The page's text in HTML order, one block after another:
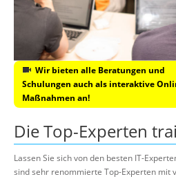
Wir bieten alle Beratungen und
Schulungen auch als interaktive
Maßnahmen an!
Die Top-Experten
Lassen Sie sich von den besten IT-
sind sehr renommierte Top-Experten mit